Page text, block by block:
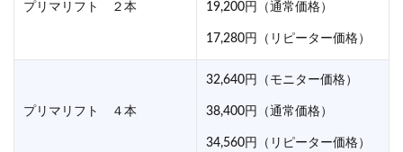
プリマリフト ２本 19,200円（通常価格）
17,280円（リピーター価格）
プリマリフト ４本
32,640円（モニター価格）
38,400円（通常価格）
34,560円（リピーター価格）